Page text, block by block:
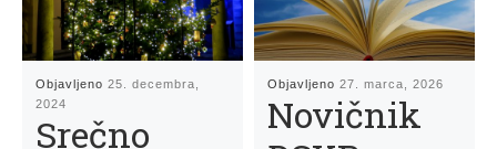
Objavljeno25. decembra,
2024
Srečno
Objavljeno27. marca, 2026
Novičnik